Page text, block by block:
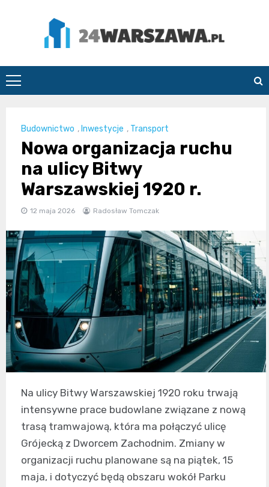
24Warszawa.pl
Budownictwo , Inwestycje , Transport
Nowa organizacja ruchu
na ulicy Bitwy
Warszawskiej 1920 r.
12 maja 2026 Radosław Tomczak
Na ulicy Bitwy Warszawskiej 1920 roku trwają
intensywne prace budowlane związane z nową
trasą tramwajową, która ma połączyć ulicę
Grójecką z Dworcem Zachodnim. Zmiany w
organizacji ruchu planowane są na piątek, 15
maja, i dotyczyć będą obszaru wokół Parku